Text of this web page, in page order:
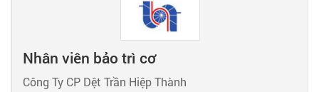
Nhân viên bảo trì cơ
Công Ty CP Dệt Trần Hiệp Thành